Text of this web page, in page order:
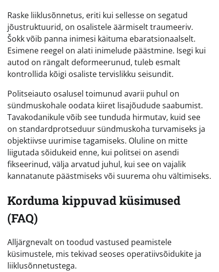
Raske liiklusõnnetus, eriti kui sellesse on segatud
jõustruktuurid, on osalistele äärmiselt traumeeriv.
Šokk võib panna inimesi käituma ebaratsionaalselt.
Esimene reegel on alati inimelude päästmine. Isegi kui
autod on rängalt deformeerunud, tuleb esmalt
kontrollida kõigi osaliste tervislikku seisundit.
Politseiauto osalusel toimunud avarii puhul on
sündmuskohale oodata kiiret lisajõudude saabumist.
Tavakodanikule võib see tunduda hirmutav, kuid see
on standardprotseduur sündmuskoha turvamiseks ja
objektiivse uurimise tagamiseks. Oluline on mitte
liigutada sõidukeid enne, kui politsei on asendi
fikseerinud, välja arvatud juhul, kui see on vajalik
kannatanute päästmiseks või suurema ohu vältimiseks.
Korduma kippuvad küsimused
(FAQ)
Alljärgnevalt on toodud vastused peamistele
küsimustele, mis tekivad seoses operatiivsõidukite ja
liiklusõnnetustega.